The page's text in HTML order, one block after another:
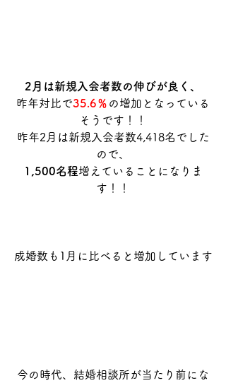
2月は新規入会者数の伸びが良く、
昨年対比で35.6％ の増加となっている
そうです！！
昨年2月は新規入会者数4,418名でした
ので、
1,500名程増えていることになりま
す！！
成婚数も1月に比べると増加しています
今の時代、結婚相談所が当たり前にな